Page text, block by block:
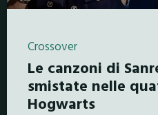
Crossover
Le canzoni di
smistate nelle
Hogwarts